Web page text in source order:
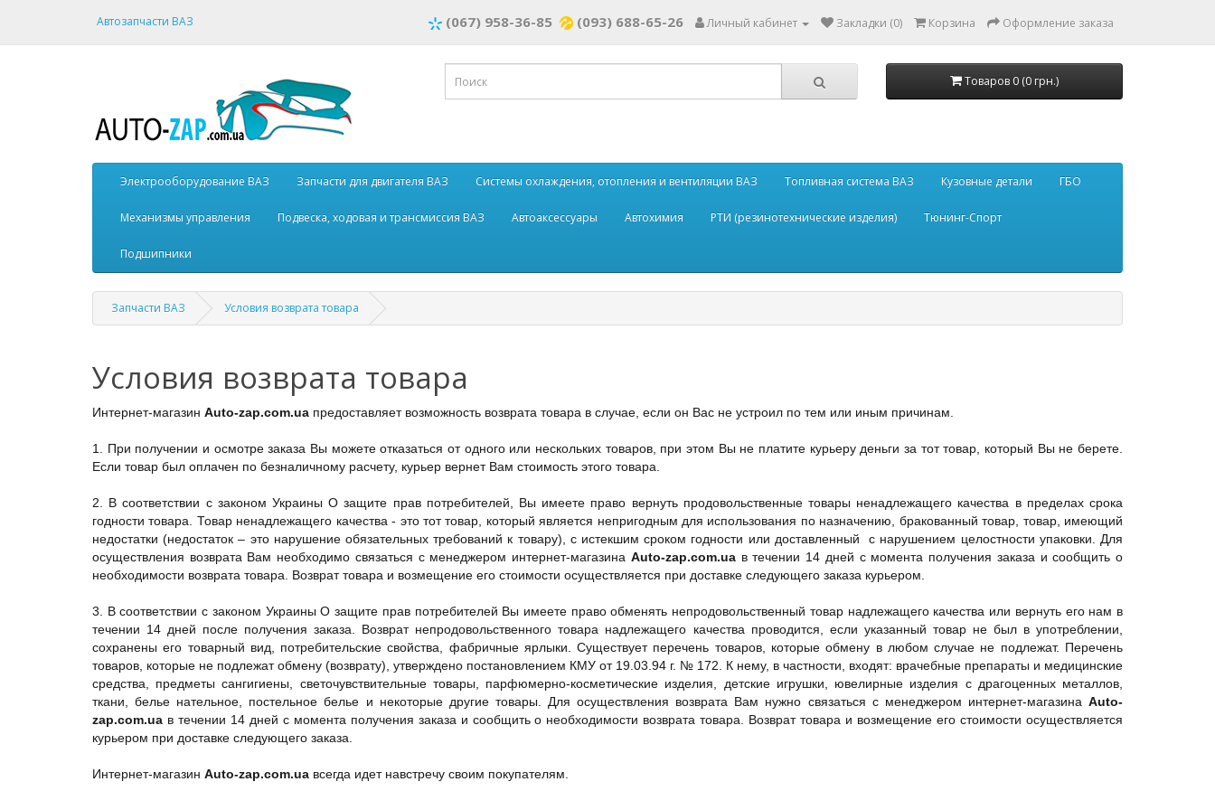
Автозапчасти ВАЗ (067) 958-36-85 (093) 688-65-26 Личный кабинет Закладки (0) Корзина Оформление заказа
Товаров 0 (0 грн.)
Электрооборудование ВАЗ Запчасти для двигателя ВАЗ Системы охлаждения, отопления и вентиляции ВАЗ Топливная система ВАЗ Кузовные детали ГБО
Механизмы управления Подвеска, ходовая и трансмиссия ВАЗ Автоаксессуары Автохимия РТИ (резинотехнические изделия) Тюнинг-Спорт
Подшипники
Запчасти ВАЗ Условия возврата товара
Условия возврата товара
Интернет-магазин Auto-zap.com.ua предоставляет возможность возврата товара в случае, если он Вас не устроил по тем или иным причинам.
1. При получении и осмотре заказа Вы можете отказаться от одного или нескольких товаров, при этом Вы не платите курьеру деньги за тот товар, который Вы не берете.
Если товар был оплачен по безналичному расчету, курьер вернет Вам стоимость этого товара.
2. В соответствии с законом Украины О защите прав потребителей, Вы имеете право вернуть продовольственные товары ненадлежащего качества в пределах срока
годности товара. Товар ненадлежащего качества - это тот товар, который является непригодным для использования по назначению, бракованный товар, товар, имеющий
недостатки (недостаток – это нарушение обязательных требований к товару), с истекшим сроком годности или доставленный с нарушением целостности упаковки. Для
осуществления возврата Вам необходимо связаться с менеджером интернет-магазина Auto-zap.com.uaв течении 14 дней с момента получения заказа и сообщить о
необходимости возврата товара. Возврат товара и возмещение его стоимости осуществляется при доставке следующего заказа курьером.
3. В соответствии с законом Украины О защите прав потребителей Вы имеете право обменять непродовольственный товар надлежащего качества или вернуть его нам в
течении 14 дней после получения заказа. Возврат непродовольственного товара надлежащего качества проводится, если указанный товар не был в употреблении,
сохранены его товарный вид, потребительские свойства, фабричные ярлыки. Существует перечень товаров, которые обмену в любом случае не подлежат. Перечень
товаров, которые не подлежат обмену (возврату), утверждено постановлением КМУ от 19.03.94 г. № 172. К нему, в частности, входят: врачебные препараты и медицинские
средства, предметы сангигиены, светочувствительные товары, парфюмерно-косметические изделия, детские игрушки, ювелирные изделия с драгоценных металлов,
ткани, белье нательное, постельное белье и некоторые другие товары. Для осуществления возврата Вам нужно связаться с менеджером интернет-магазина Auto-
zap.com.ua в течении 14 дней с момента получения заказа и сообщить о необходимости возврата товара. Возврат товара и возмещение его стоимости осуществляется
курьером при доставке следующего заказа.
Интернет-магазин Auto-zap.com.ua всегда идет навстречу своим покупателям.